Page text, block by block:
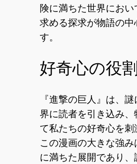
険に満ちた世界におい
求める探求が物語の中
す。
好奇心の役割
『進撃の巨人』は、
界に読者を引き込み、
て私たちの好奇心を刺
この漫画の大きな強み
に満ちた展開であり、